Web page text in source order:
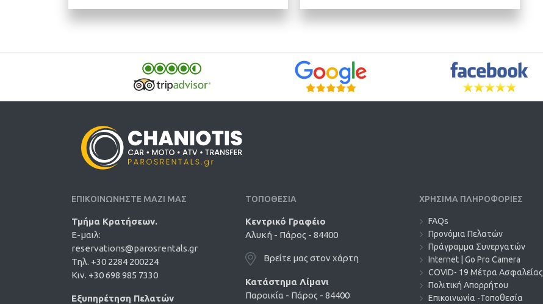
ΕΠΙΚΟΙΝΩΝΗΣΤΕ ΜΑΖΙ ΜΑΣ
Τμήμα Κρατήσεων.
E-μαιλ:
reservations@parosrentals.gr
Τηλ. +30 2284 200224
Κιν. +30 698 985 7330
Εξυπηρέτηση Πελατών
ΤΟΠΟΘΕΣΙΑ
Κεντρικό Γραφέιο
Αλυκή - Πάρος - 84400
Βρείτε μας στον χάρτη
Κατάστημα Λίμανι
Παροικία - Πάρος - 84400
ΧΡΗΣΙΜΑ ΠΛΗΡΟΦΟΡΙΕΣ
FAQs
Προνόμια Πελατών
Πράγραμμα Συνεργατών
Internet | Go Pro Camera
COVID- 19 Μέτρα Ασφαλείας
Πολιτική Απορρήτου
Επικοινωνία -Τοποθεσία